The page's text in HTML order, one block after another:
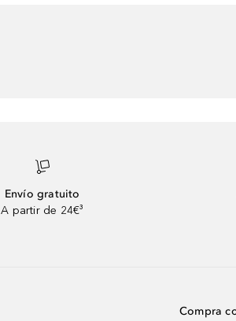
Envío gratuito
A partir de 24€³
Compra